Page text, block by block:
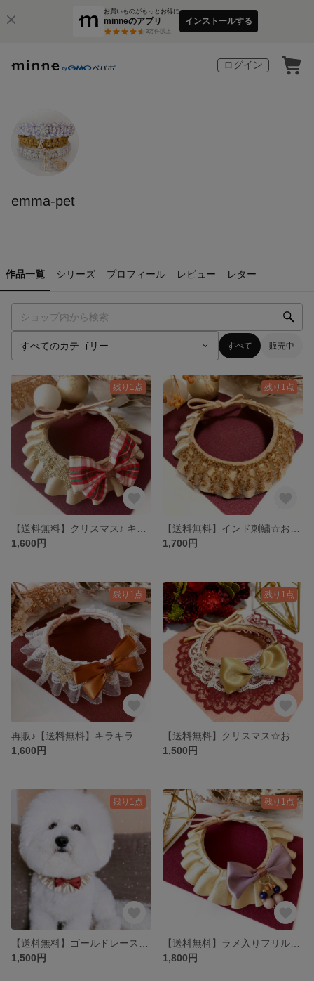
お買いものがもっとお得に
minneのアプリ
3万件以上
インストールする
ログイン
emma-pet
作品一覧 シリーズ プロフィール レビュー レター
すべて 販売中
残り1点
1,600円
残り1点
1,700円
残り1点
1,600円
残り1点
1,500円
残り1点
1,500円
残り1点
1,800円